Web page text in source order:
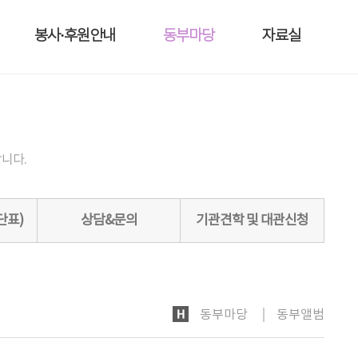
봉사·후원안내 동부마당 자료실
다.
표) 상담&문의 기관견학 및 대관신청
HOME
동부마당 동부앨범